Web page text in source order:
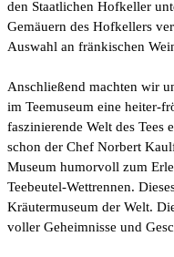
den Staatlichen Hofkeller
Gemäuern des Hofkellers
Auswahl an fränkischen
Anschließend machten wir
im Teemuseum eine heiter-
faszinierende Welt des Tees
schon der Chef Norbert
Museum humorvoll zum
Teebeutel-Wettrennen.
Kräutermuseum der Welt.
voller Geheimnisse und